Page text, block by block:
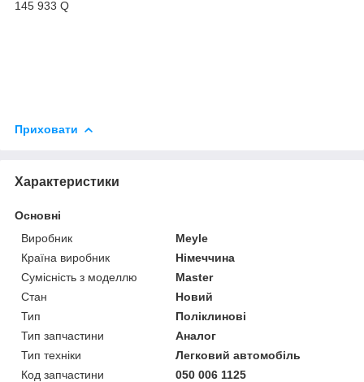
145 933 Q
Приховати
Характеристики
Основні
Виробник
Meyle
Країна виробник
Німеччина
Сумісність з моделлю
Master
Стан
Новий
Тип
Поліклинові
Тип запчастини
Аналог
Тип техніки
Легковий автомобіль
Код запчастини
050 006 1125